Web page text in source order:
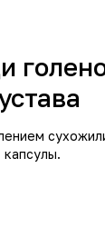
капсулы.